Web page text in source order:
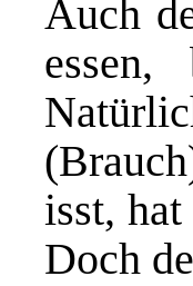
Auch
essen,
isst,
Doch